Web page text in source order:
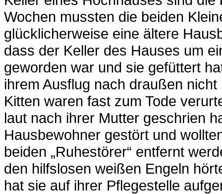
Wochen mussten die beiden
glücklicherweise eine ältere
dass der Keller des Hauses um
geworden war und sie gefüttert
ihrem Ausflug nach draußen
Kitten waren fast zum Tode
laut nach ihrer Mutter geschrien
Hausbewohner gestört und
beiden „Ruhestörer“ entfernt
den hilfslosen weißen Engeln
hat sie auf ihrer Pflegestelle